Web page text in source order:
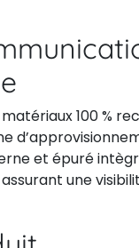
100 %
et épuré
assurant une